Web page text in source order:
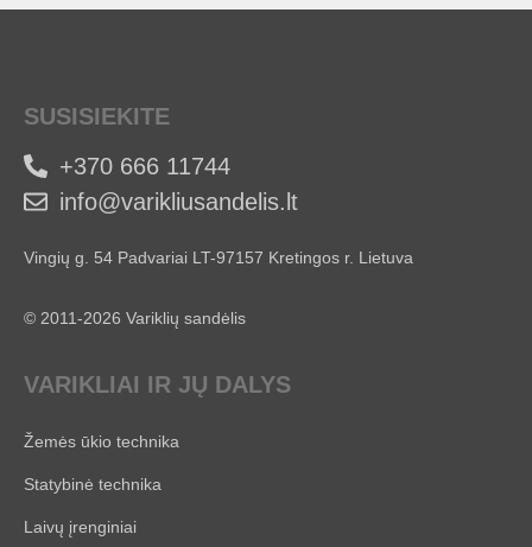
SUSISIEKITE
+370 666 11744
info@varikliusandelis.lt
Vingių g. 54 Padvariai LT-97157 Kretingos r. Lietuva
© 2011-2026 Variklių sandėlis
VARIKLIAI IR JŲ DALYS
Žemės ūkio technika
Statybinė technika
Laivų įrenginiai